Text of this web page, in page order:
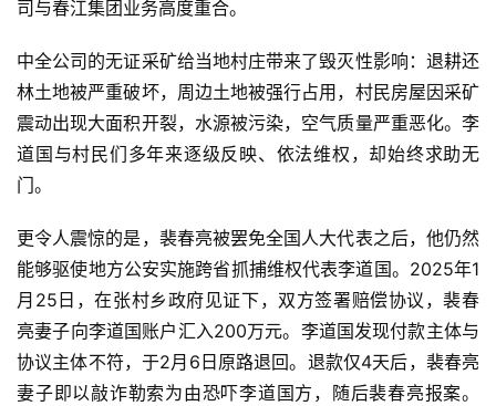
列
表
快
讯
更
多
页
面
司与春江集团业务高度重合。
中全公司的无证采矿给当地村庄带来了毁灭性影响：退耕还
林土地被严重破坏，周边土地被强行占用，村民房屋因采矿
震动出现大面积开裂，水源被污染，空气质量严重恶化。李
道国与村民们多年来逐级反映、依法维权，却始终求助无
门。
更令人震惊的是，裴春亮被罢免全国人大代表之后，他仍然
能够驱使地方公安实施跨省抓捕维权代表李道国。2025年1
月25日，在张村乡政府见证下，双方签署赔偿协议，裴春
亮妻子向李道国账户汇入200万元。李道国发现付款主体与
协议主体不符，于2月6日原路退回。退款仅4天后，裴春亮
妻子即以敲诈勒索为由恐吓李道国方，随后裴春亮报案。